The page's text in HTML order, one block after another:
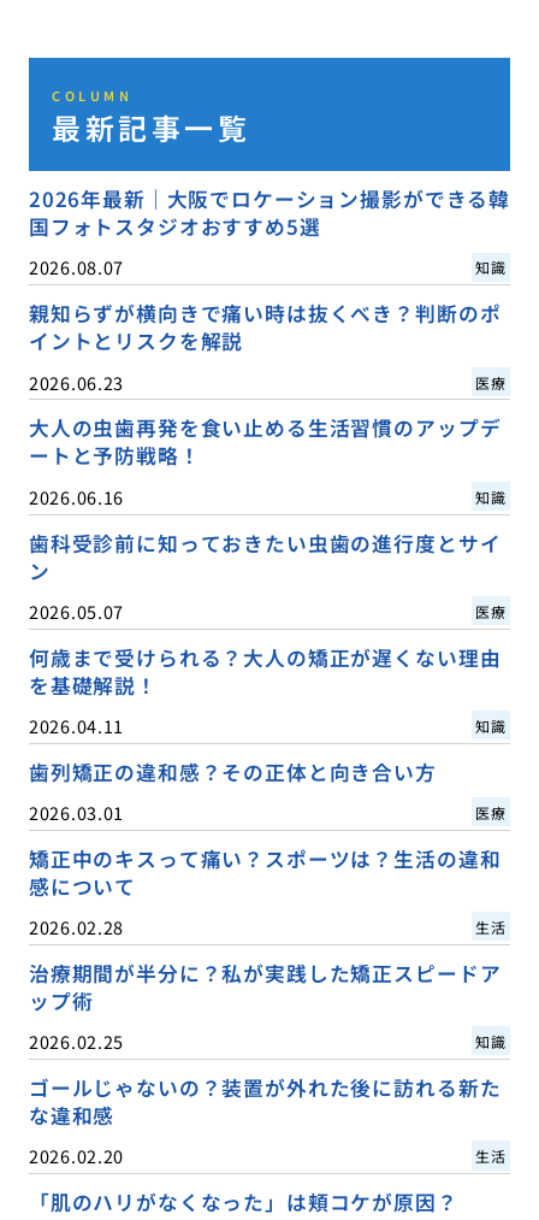
COLUMN
最新記事一覧
2026年最新｜大阪でロケーション撮影ができる韓
国フォトスタジオおすすめ5選
2026.08.07 知識
親知らずが横向きで痛い時は抜くべき？判断のポ
イントとリスクを解説
2026.06.23 医療
大人の虫歯再発を食い止める生活習慣のアップデ
ートと予防戦略！
2026.06.16 知識
歯科受診前に知っておきたい虫歯の進行度とサイ
ン
2026.05.07 医療
何歳まで受けられる？大人の矯正が遅くない理由
を基礎解説！
2026.04.11 知識
歯列矯正の違和感？その正体と向き合い方
2026.03.01 医療
矯正中のキスって痛い？スポーツは？生活の違和
感について
2026.02.28 生活
治療期間が半分に？私が実践した矯正スピードア
ップ術
2026.02.25 知識
ゴールじゃないの？装置が外れた後に訪れる新た
な違和感
2026.02.20 生活
「肌のハリがなくなった」は頬コケが原因？